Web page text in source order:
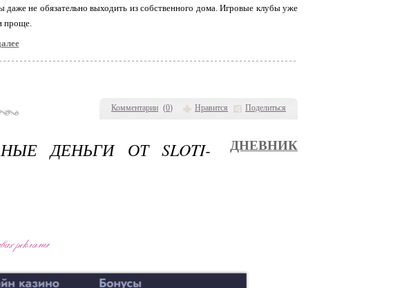
Комментарии (0) Нравится Поделиться
даже не обязательно выходить из собственного дома. Игровые клубы уже
проще.
ДЕНЬГИ ОТ SLOTI-
ДНЕВНИК